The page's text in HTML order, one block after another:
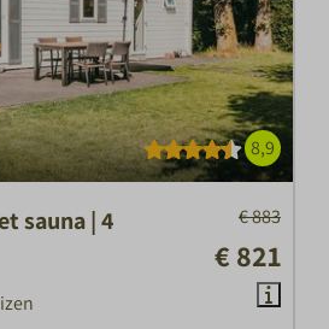
8,9
€ 883
€ 821
sauna | 4